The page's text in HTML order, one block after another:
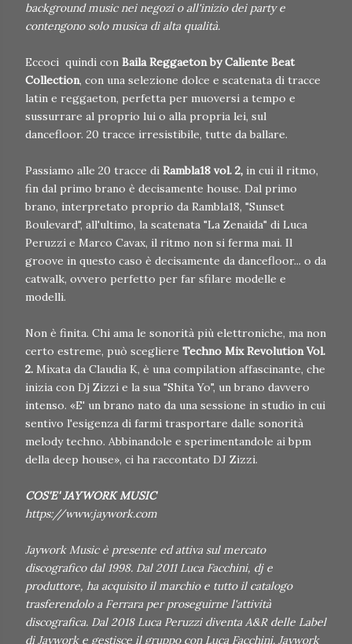
background music nei negozi o all'inizio dei party e
contengono solo musica di alta qualità.
Eccoci quindi con Baila Reggaeton by Caliente Beat
Collection, con una selezione dolce e scatenata di tracce
latin e reggaeton, perfetta per muoversi a tempo e
sussurrare al proprio lui o alla propria lei, sul
dancefloor. 20 tracce irresistibile, tutte da ballare.
Passiamo alle 20 tracce di Rambla18 vol. 2, in cui il ritmo,
fin dal primo brano è decisamente house. Dal primo
brano, interpretato proprio da Rambla18, "Sunset
Boulevard", all'ultimo, la scatenata "La Zenaida" di Luca
Peruzzi e Marco Cavax, il ritmo non si ferma mai. Il
groove in questo caso è decisamente da dancefloor... o da
catwalk, ovvero perfetto per far sfilare modelle e
modelli.
Non è finita. Chi ama le sonorità più elettroniche, ma non
certo estreme, può scegliere Techno Mix Revolution Vol.
2. Mixata da Claudia K, è una compilation affascinante, che
inizia con Dj Zizzi e la sua "Shita Yo", un brano davvero
intenso. «E' un brano nato da una sessione in studio in cui
sentivo l'esigenza di farmi trasportare dalle sonorità
melody techno. Abbinandole e sperimentandole ai bpm
della deep house», ci ha raccontato DJ Zizzi.
COS'E' JAYWORK MUSIC
https://www.jaywork.com
Jaywork Music è presente ed attiva sul mercato
discografico dal 1998. Dal 2011 Luca Facchini, dj e
produttore, ha acquisito il marchio e tutto il catalogo
trasferendolo a Ferrara per proseguirne l'attività
discografica. Dal 2018 Luca Peruzzi diventa A&R delle Label
di Jaywork e gestisce il gruppo con Luca Facchini. Jaywork